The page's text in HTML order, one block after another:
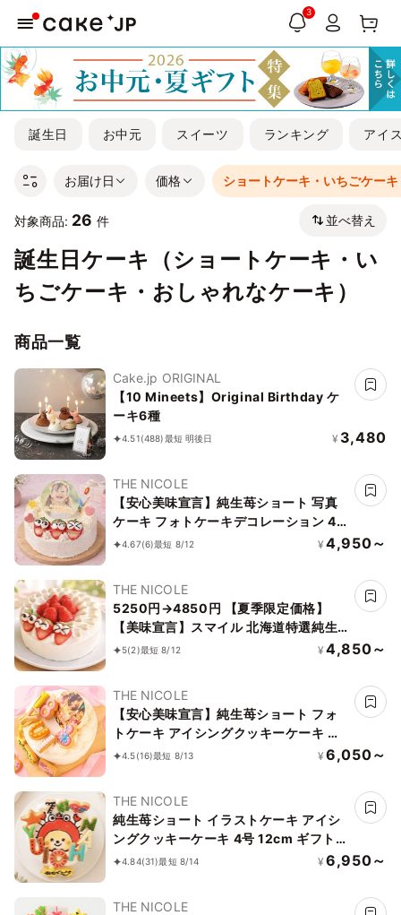
3
誕生日 お中元 スイーツ ランキング アイ
お届け日 価格 ショートケーキ・いちごケーキ
対象商品: 26 件 並べ替え
誕生日ケーキ（ショートケーキ・い
ちごケーキ・おしゃれなケーキ）
商品一覧
Cake.jp ORIGINAL
【10 Mineets】Original Birthday ケ
ーキ6種
4.51(488)最短 明後日 ¥ 3,480
THE NICOLE
【安心美味宣言】純生苺ショート 写真
ケーキ フォトケーキデコレーション 4
号 12cm 【オプション選択でオリジナ
4.67(6)最短 8/12 ¥ 4,950～
THE NICOLE
5250円→4850円 【夏季限定価格】
【美味宣言】スマイル 北海道特選純生
苺ショート ケーキ 4号 1２cm ＊当日配
5(2)最短 8/12 ¥ 4,850～
THE NICOLE
【安心美味宣言】純生苺ショート フォ
トケーキ アイシングクッキーケーキ 写
真ケーキ 4号 12cm 【お好きなイラスト
4.5(16)最短 8/13 ¥ 6,050～
THE NICOLE
純生苺ショート イラストケーキ アイシ
ングクッキーケーキ 4号 12cm ギフトに
最適
4.84(31)最短 8/14 ¥ 6,950～
THE NICOLE